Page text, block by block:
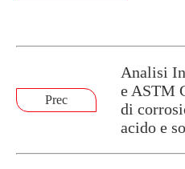
Prec
Analisi
e ASTM
di
acido e